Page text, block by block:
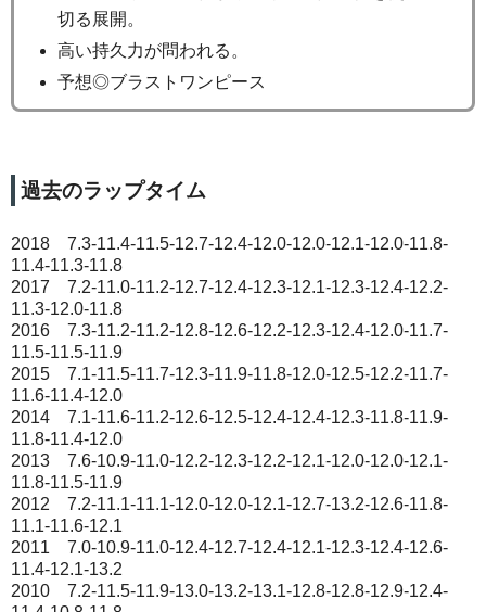
切る展開。
高い持久力が問われる。
予想◎ブラストワンピース
過去のラップタイム
2018 7.3-11.4-11.5-12.7-12.4-12.0-12.0-12.1-12.0-11.8-
11.4-11.3-11.8
2017 7.2-11.0-11.2-12.7-12.4-12.3-12.1-12.3-12.4-12.2-
11.3-12.0-11.8
2016 7.3-11.2-11.2-12.8-12.6-12.2-12.3-12.4-12.0-11.7-
11.5-11.5-11.9
2015 7.1-11.5-11.7-12.3-11.9-11.8-12.0-12.5-12.2-11.7-
11.6-11.4-12.0
2014 7.1-11.6-11.2-12.6-12.5-12.4-12.4-12.3-11.8-11.9-
11.8-11.4-12.0
2013 7.6-10.9-11.0-12.2-12.3-12.2-12.1-12.0-12.0-12.1-
11.8-11.5-11.9
2012 7.2-11.1-11.1-12.0-12.0-12.1-12.7-13.2-12.6-11.8-
11.1-11.6-12.1
2011 7.0-10.9-11.0-12.4-12.7-12.4-12.1-12.3-12.4-12.6-
11.4-12.1-13.2
2010 7.2-11.5-11.9-13.0-13.2-13.1-12.8-12.8-12.9-12.4-